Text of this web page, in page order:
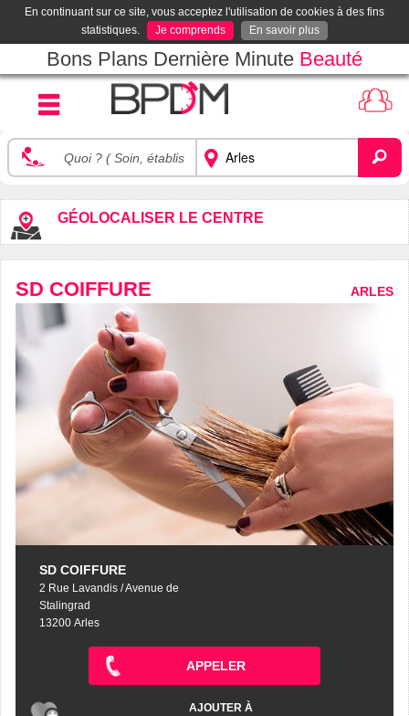
En continuant sur ce site, vous acceptez l'utilisation de cookies à des fins
statistiques.
Je comprends En savoir plus
Bons Plans Dernière Minute Beauté
GÉOLOCALISER LE CENTRE
SD COIFFURE ARLES
SD COIFFURE
2 Rue Lavandis / Avenue de
Stalingrad
13200 Arles
APPELER
AJOUTER À